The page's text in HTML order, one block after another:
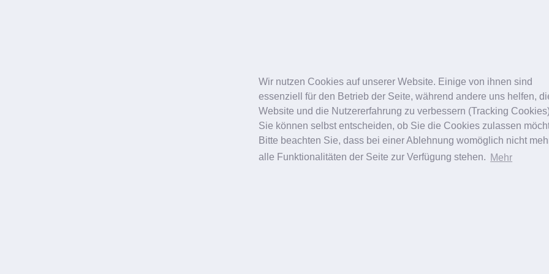
Wir nutzen Cookies auf unserer Website. Einige von ihnen sind
essenziell für den Betrieb der Seite, während andere uns helfen,
Website und die Nutzererfahrung zu verbessern (Tracking
Sie können selbst entscheiden, ob Sie die Cookies zulassen
Bitte beachten Sie, dass bei einer Ablehnung womöglich nicht
alle Funktionalitäten der Seite zur Verfügung stehen. Mehr
Schönheitschirurgie